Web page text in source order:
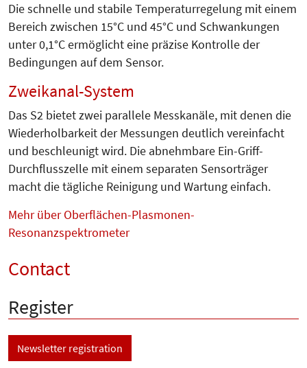
Die schnelle und stabile Temperaturregelung mit einem
Bereich zwischen 15°C und 45°C und Schwankungen
unter 0,1°C ermöglicht eine präzise Kontrolle der
Bedingungen auf dem Sensor.
Zweikanal-System
Das S2 bietet zwei parallele Messkanäle, mit denen die
Wiederholbarkeit der Messungen deutlich vereinfacht
und beschleunigt wird. Die abnehmbare Ein-Griff-
Durchflusszelle mit einem separaten Sensorträger
macht die tägliche Reinigung und Wartung einfach.
Mehr über Oberflächen-Plasmonen-
Resonanzspektrometer
Contact
Register
Newsletter registration